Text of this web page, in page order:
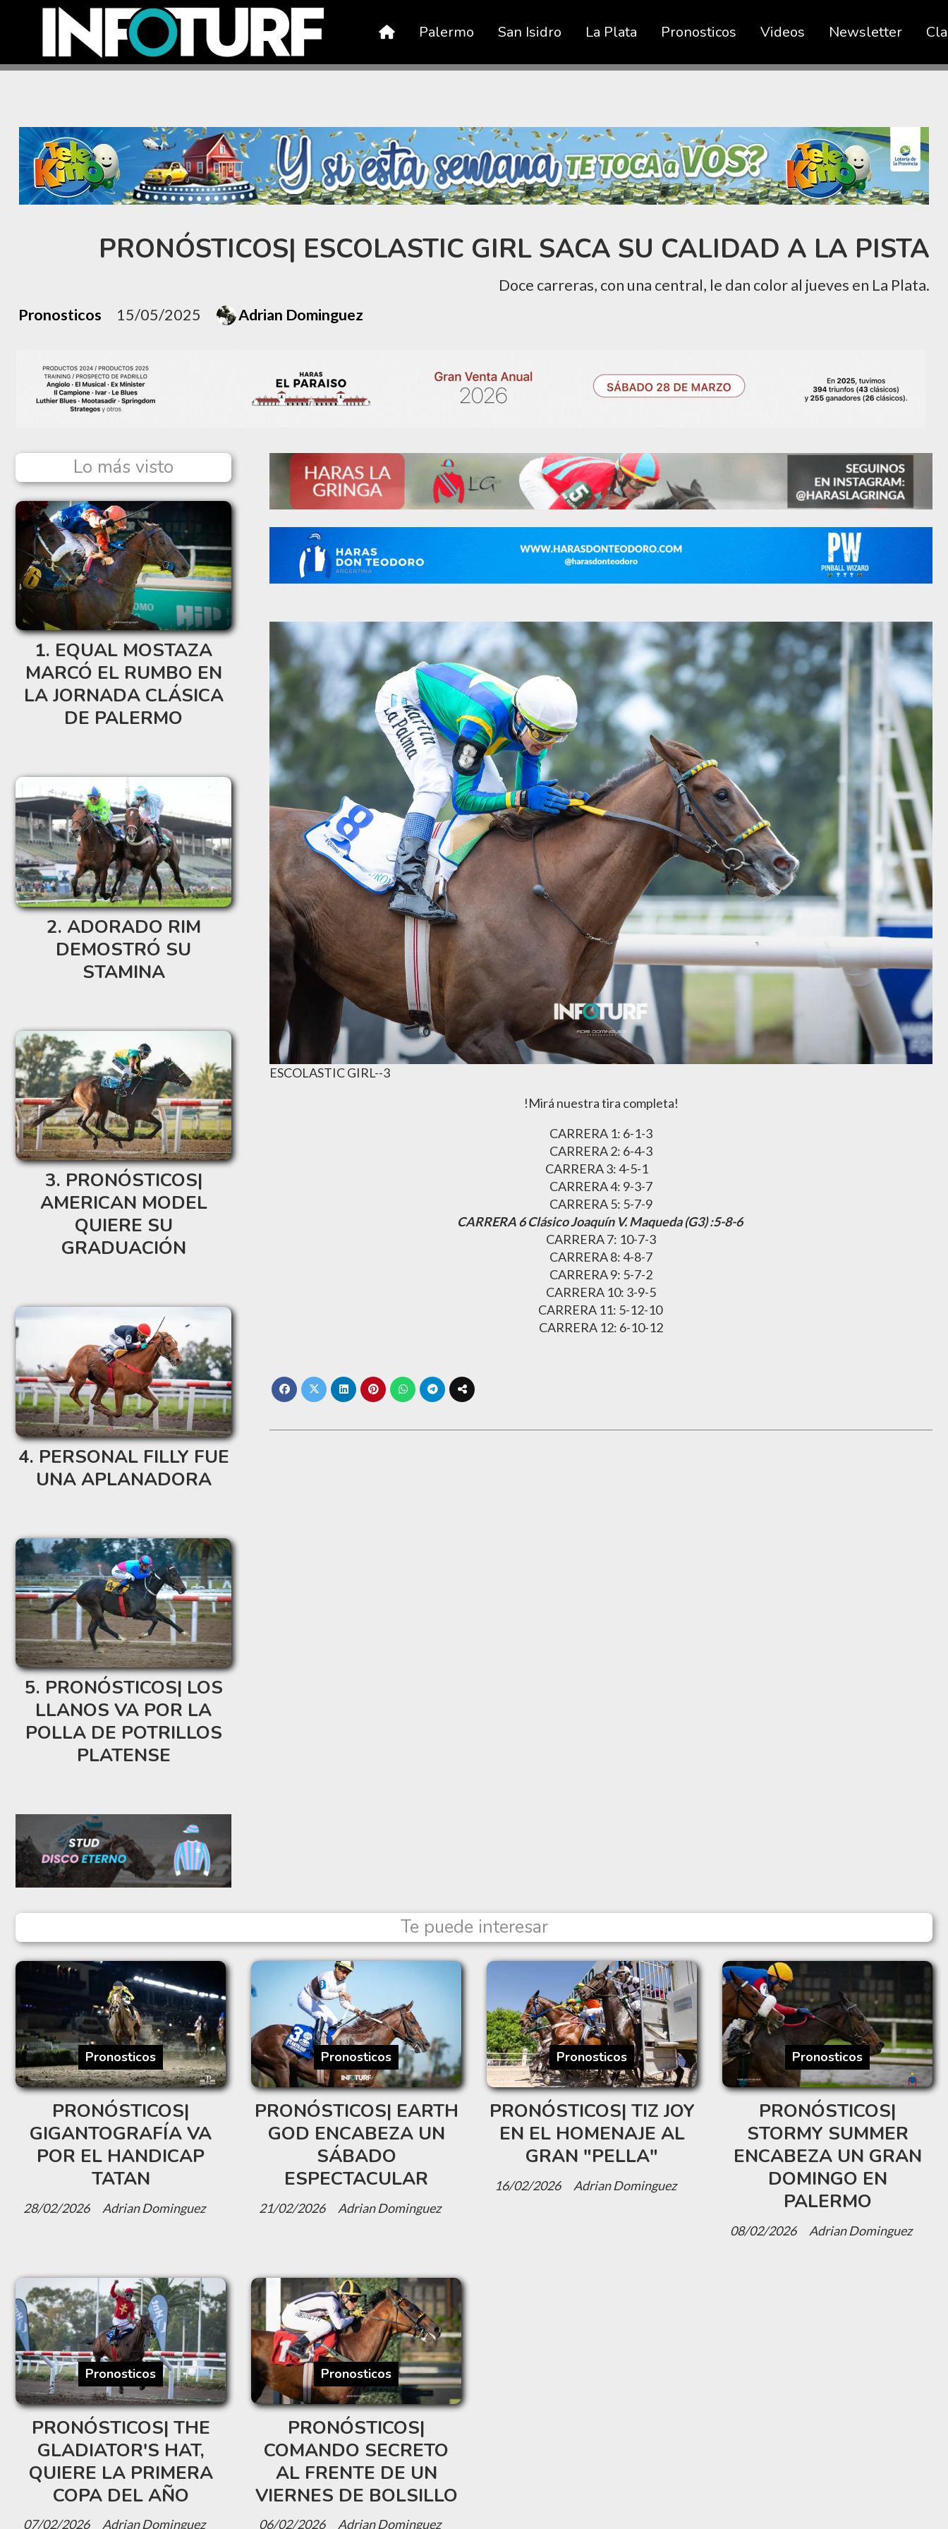
Palermo San Isidro La Plata Pronosticos Videos Newsletter
PRONÓSTICOS| ESCOLASTIC GIRL SACA SU CALIDAD A LA PISTA
Doce carreras, con una central, le dan color al jueves en La Plata.
Pronosticos
15/05/2025 Adrian Dominguez
ESCOLASTIC GIRL--3
!Mirá nuestra tira completa!
CARRERA 1: 6-1-3
CARRERA 2: 6-4-3
CARRERA 3: 4-5-1
CARRERA 4: 9-3-7
CARRERA 5: 5-7-9
CARRERA 6 Clásico Joaquín V. Maqueda (G3) :5-8-6
CARRERA 7: 10-7-3
CARRERA 8: 4-8-7
CARRERA 9: 5-7-2
CARRERA 10: 3-9-5
CARRERA 11: 5-12-10
CARRERA 12: 6-10-12
Te puede interesar
PRONÓSTICOS|
GIGANTOGRAFÍA VA
POR EL HANDICAP
TATAN
Adrian Dominguez
Pronosticos
28/02/2026
PRONÓSTICOS| EARTH
GOD ENCABEZA UN
SÁBADO
ESPECTACULAR
Adrian Dominguez
Pronosticos
21/02/2026
PRONÓSTICOS| TIZ JOY
EN EL HOMENAJE AL
GRAN "PELLA"
Adrian Dominguez
Pronosticos
16/02/2026
PRONÓSTICOS|
STORMY SUMMER
ENCABEZA UN GRAN
DOMINGO EN
PALERMO
Adrian Dominguez
Pronosticos
08/02/2026
PRONÓSTICOS| THE
GLADIATOR'S HAT,
QUIERE LA PRIMERA
COPA DEL AÑO
Adrian Dominguez
Pronosticos
07/02/2026
PRONÓSTICOS|
COMANDO SECRETO
AL FRENTE DE UN
VIERNES DE BOLSILLO
Adrian Dominguez
Pronosticos
06/02/2026
Lo más visto
EQUAL MOSTAZA
MARCÓ EL RUMBO EN
LA JORNADA CLÁSICA
DE PALERMO
ADORADO RIM
DEMOSTRÓ SU
STAMINA
PRONÓSTICOS|
AMERICAN MODEL
QUIERE SU
GRADUACIÓN
PERSONAL FILLY FUE
UNA APLANADORA
PRONÓSTICOS| LOS
LLANOS VA POR LA
POLLA DE POTRILLOS
PLATENSE